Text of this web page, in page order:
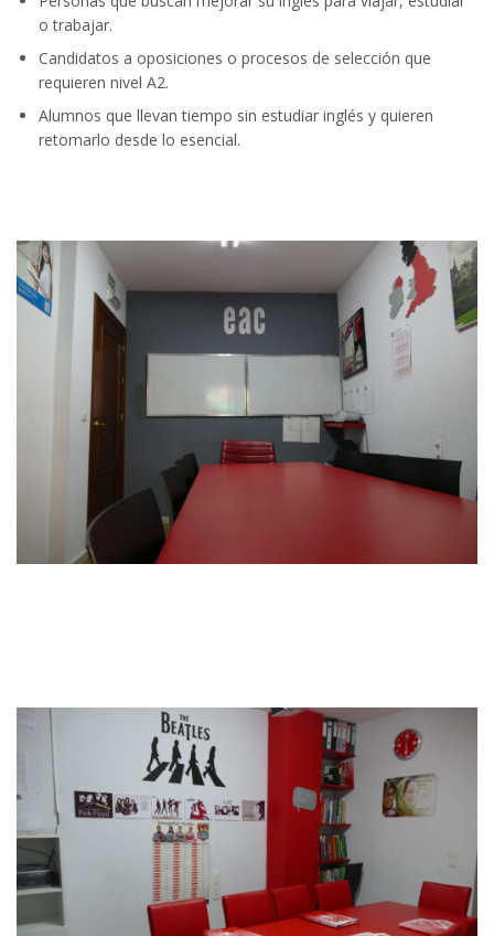
o trabajar.
Candidatos a oposiciones o procesos de selección que
requieren nivel A2.
Alumnos que llevan tiempo sin estudiar inglés y quieren
retomarlo desde lo esencial.